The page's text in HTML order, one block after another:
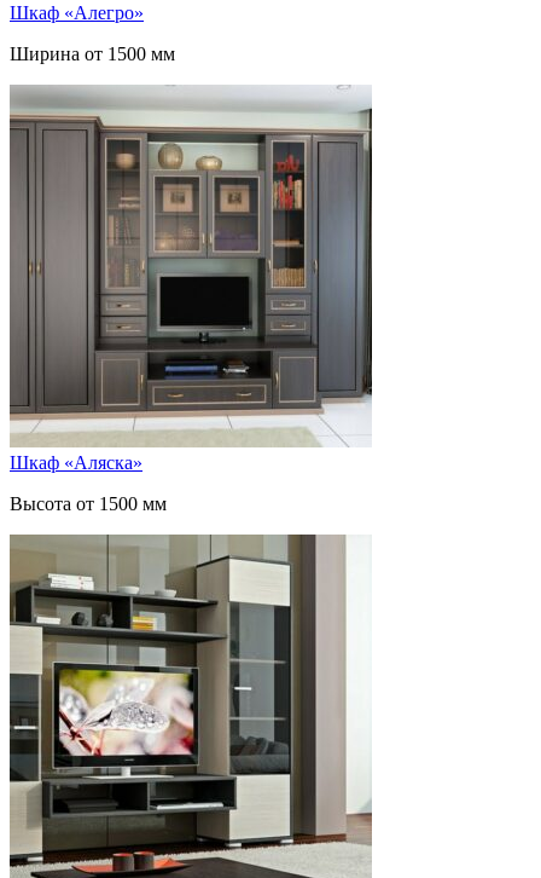
Шкаф «Алегро»
Ширина от 1500 мм
Шкаф «Аляска»
Высота от 1500 мм